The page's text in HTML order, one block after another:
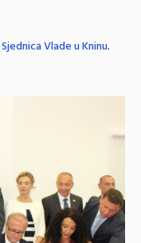
Sjednica Vlade u Kninu.